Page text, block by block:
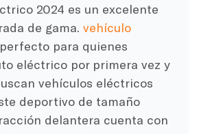
2024 es un excelente
de gama. vehículo
para quienes
eléctrico por primera vez y
vehículos eléctricos
deportivo de tamaño
delantera cuenta con